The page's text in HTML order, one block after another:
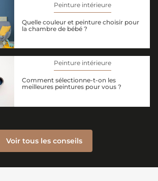
Peinture intérieure
Quelle couleur et peinture choisir pour
la chambre de bébé ?
Peinture intérieure
Comment sélectionne-t-on les
meilleures peintures pour vous ?
Voir tous les conseils